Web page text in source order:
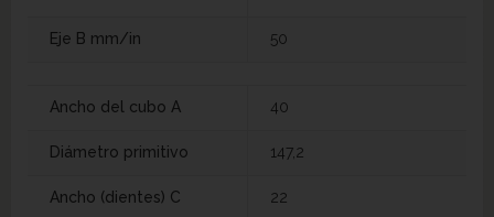
Eje B mm/in 50
Ancho del cubo A 40
Diámetro primitivo 147,2
Ancho (dientes) C 22